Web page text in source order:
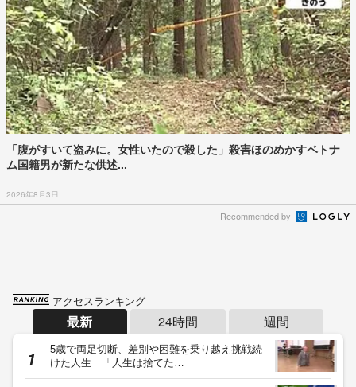
「腹がすいて盗みに。女性いたので殺した」殺害ほのめかすベトナ
ム国籍男が新たな供述...
2026年8月3日
Recommended by
アクセスランキング
最新 24時間 週間
5歳で両足切断、差別や困難を乗り越え挑戦続
けた人生 「人生は捨てた…